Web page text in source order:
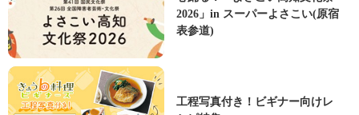
2026」in スーパーよさこい(原宿
表参道)
工程写真付き！ビギナー向けレ